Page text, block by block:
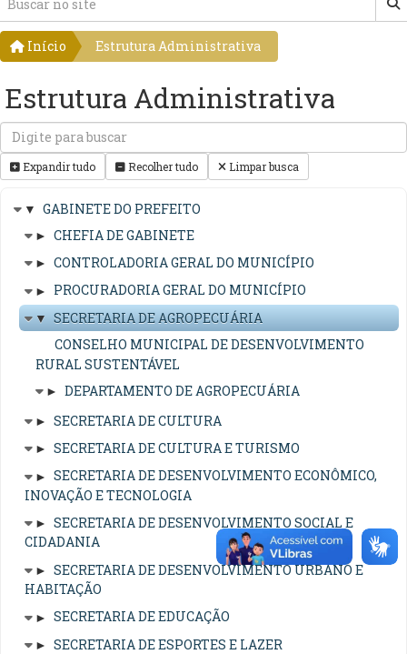
Início Estrutura Administrativa
Estrutura Administrativa
Expandir tudo Recolher tudo Limpar busca
▼ GABINETE DO PREFEITO
► CHEFIA DE GABINETE
► CONTROLADORIA GERAL DO MUNICÍPIO
► PROCURADORIA GERAL DO MUNICÍPIO
▼ SECRETARIA DE AGROPECUÁRIA
CONSELHO MUNICIPAL DE DESENVOLVIMENTO
RURAL SUSTENTÁVEL
► DEPARTAMENTO DE AGROPECUÁRIA
► SECRETARIA DE CULTURA
► SECRETARIA DE CULTURA E TURISMO
► SECRETARIA DE DESENVOLVIMENTO ECONÔMICO,
INOVAÇÃO E TECNOLOGIA
► SECRETARIA DE DESENVOLVIMENTO SOCIAL E
CIDADANIA
► SECRETARIA DE DESENVOLVIMENTO URBANO E
HABITAÇÃO
► SECRETARIA DE EDUCAÇÃO
► SECRETARIA DE ESPORTES E LAZER